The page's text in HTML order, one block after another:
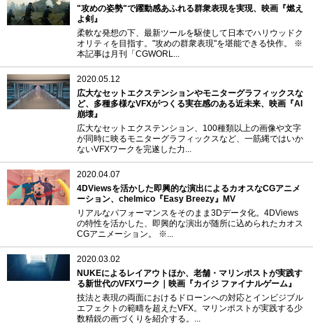
"攻めの姿勢"で躍動感あふれる群衆表現を実現、映画『燃え
よ剣』
柔軟な発想の下、最新ツールを駆使して日本でハリウッドク
オリティを目指す。"攻めの群衆表現"を堪能できる快作。 ※
本記事は月刊「CGWORL...
2020.05.12
広大なセットエクステンションやモニターグラフィックスな
ど、多種多様なVFXがつくる実在感のある近未来、映画『AI
崩壊』
広大なセットエクステンション、100種類以上の画像や文字
が同時に映るモニターグラフィックスなど、一筋縄ではいか
ないVFXワークを完遂した力...
2020.04.07
4DViewsを活かした即興的な演出によるカオスなCGアニメ
ーション、chelmico『Easy Breezy』MV
リアルなパフォーマンスをそのまま3Dデータ化。4DViews
の特性を活かした、即興的な演出が随所に込められたカオス
CGアニメーション。 ※...
2020.03.02
NUKEによるレイアウトほか、老舗・マリンポストが実践す
る新世代のVFXワーク｜映画『カイジ ファイナルゲーム』
技法と表現の両面におけるドローンへの対応とインビジブル
エフェクトの範疇を超えたVFX。マリンポストが実践する少
数精鋭の画づくりを紹介する。...